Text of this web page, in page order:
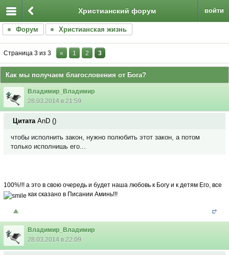
войти
Христианский форум
Форум Христианская жизнь
Страница 3 из 3 « 1 2 3
Как мы получаем благословения от Бога?
Владимир_Владимир
28.03.2014 в 21:59
Цитата AnD ()
чтобы исполнить закон, нужно полюбить этот закон, а потом
только исполнишь его...
100%!!! а это в свою очередь и будет наша любовь к Богу и к детям Его, все
как сказано в Писании Аминь!!!
Владимир_Владимир
28.03.2014 в 22:09